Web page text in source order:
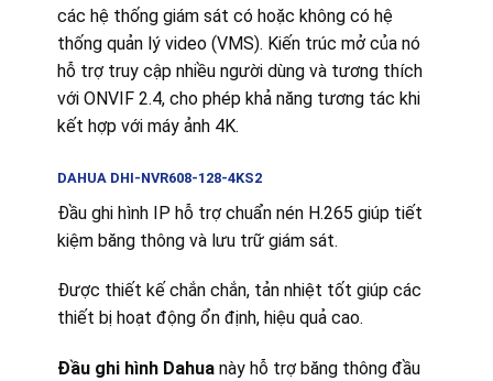
các hệ thống giám sát có hoặc không có hệ
thống quản lý video (VMS). Kiến trúc mở của nó
hỗ trợ truy cập nhiều người dùng và tương thích
với ONVIF 2.4, cho phép khả năng tương tác khi
kết hợp với máy ảnh 4K.
DAHUA DHI-NVR608-128-4KS2
Đầu ghi hình IP hỗ trợ chuẩn nén H.265 giúp tiết
kiệm băng thông và lưu trữ giám sát.
Được thiết kế chắn chắn, tản nhiệt tốt giúp các
thiết bị hoạt động ổn định, hiệu quả cao.
Đầu ghi hình Dahuanày hỗ trợ băng thông đầu